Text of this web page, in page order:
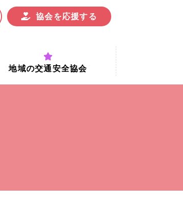
協会を応援する
地域の交通安全協会